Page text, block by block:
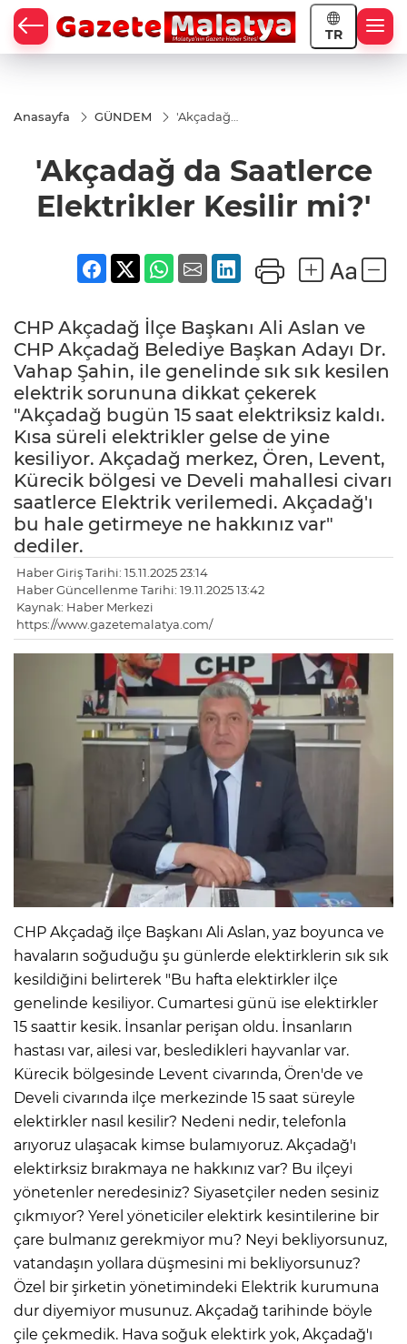
TR
Anasayfa GÜNDEM
'Akçadağ
Elektrikler
Kesilir
'Akçadağ da Saatlerce
Elektrikler Kesilir mi?'
CHP Akçadağ İlçe Başkanı Ali Aslan ve
CHP Akçadağ Belediye Başkan Adayı Dr.
Vahap Şahin, ile genelinde sık sık kesilen
elektrik sorununa dikkat çekerek
"Akçadağ bugün 15 saat elektriksiz kaldı.
Kısa süreli elektrikler gelse de yine
kesiliyor. Akçadağ merkez, Ören, Levent,
Kürecik bölgesi ve Develi mahallesi civarı
saatlerce Elektrik verilemedi. Akçadağ'ı
bu hale getirmeye ne hakkınız var"
dediler.
Haber Giriş Tarihi: 15.11.2025 23:14
Haber Güncellenme Tarihi: 19.11.2025 13:42
Kaynak: Haber Merkezi
https://www.gazetemalatya.com/
CHP Akçadağ ilçe Başkanı Ali Aslan, yaz boyunca ve
havaların soğuduğu şu günlerde elektirklerin sık sık
kesildiğini belirterek "Bu hafta elektirkler ilçe
genelinde kesiliyor. Cumartesi günü ise elektirkler
15 saattir kesik. İnsanlar perişan oldu. İnsanların
hastası var, ailesi var, besledikleri hayvanlar var.
Kürecik bölgesinde Levent civarında, Ören'de ve
Develi civarında ilçe merkezinde 15 saat süreyle
elektirkler nasıl kesilir? Nedeni nedir, telefonla
arıyoruz ulaşacak kimse bulamıyoruz. Akçadağ'ı
elektirksiz bırakmaya ne hakkınız var? Bu ilçeyi
yönetenler neredesiniz? Siyasetçiler neden sesiniz
çıkmıyor? Yerel yöneticiler elektirk kesintilerine bir
çare bulmanız gerekmiyor mu? Neyi bekliyorsunuz,
vatandaşın yollara düşmesini mi bekliyorsunuz?
Özel bir şirketin yönetimindeki Elektrik kurumuna
dur diyemiyor musunuz. Akçadağ tarihinde böyle
çile çekmedik. Hava soğuk elektirk yok, Akçadağ'ı